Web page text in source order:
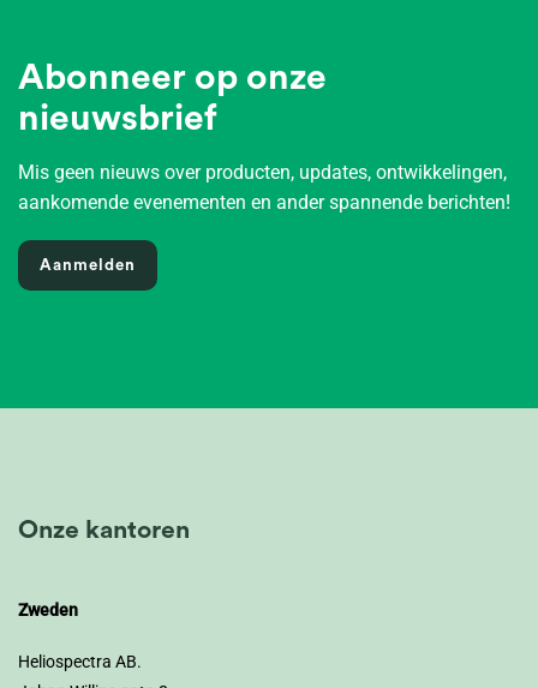
Abonneer op onze
nieuwsbrief
Mis geen nieuws over producten, updates, ontwikkelingen,
aankomende evenementen en ander spannende berichten!
Aanmelden
Onze kantoren
Zweden
Heliospectra AB.